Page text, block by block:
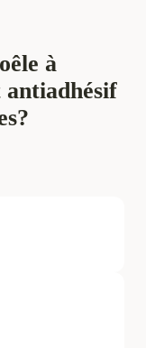
à
antiadhésif